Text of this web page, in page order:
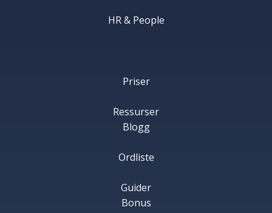
HR & People
Priser
Ressurser
Blogg
Ordliste
Guider
Bonus